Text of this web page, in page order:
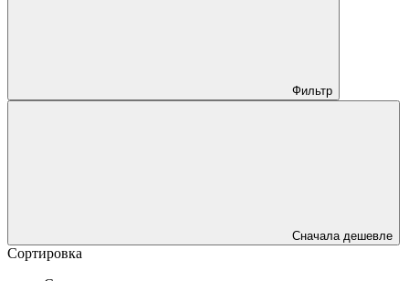
Фильтр
Сначала дешевле
Сортировка